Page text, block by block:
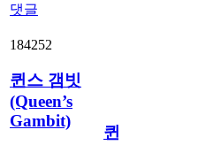
댓글
184252
퀸스 갬빗
(Queen’s
Gambit)
퀸